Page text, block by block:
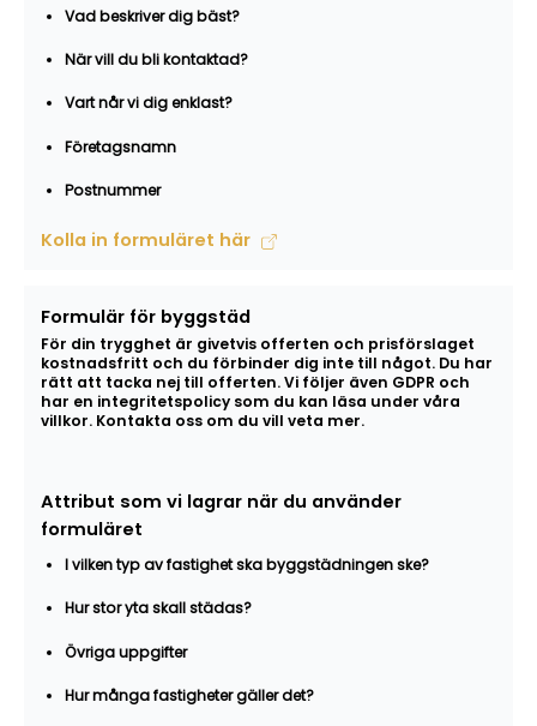
Vad beskriver dig bäst?
När vill du bli kontaktad?
Vart når vi dig enklast?
Företagsnamn
Postnummer
Kolla in formuläret här
Formulär för byggstäd
För din trygghet är givetvis offerten och prisförslaget
kostnadsfritt och du förbinder dig inte till något. Du har
rätt att tacka nej till offerten. Vi följer även GDPR och
har en integritetspolicy som du kan läsa under våra
villkor. Kontakta oss om du vill veta mer.
Attribut som vi lagrar när du använder
formuläret
I vilken typ av fastighet ska byggstädningen ske?
Hur stor yta skall städas?
Övriga uppgifter
Hur många fastigheter gäller det?